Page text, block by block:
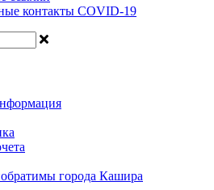
контакты COVID-19
города Кашира